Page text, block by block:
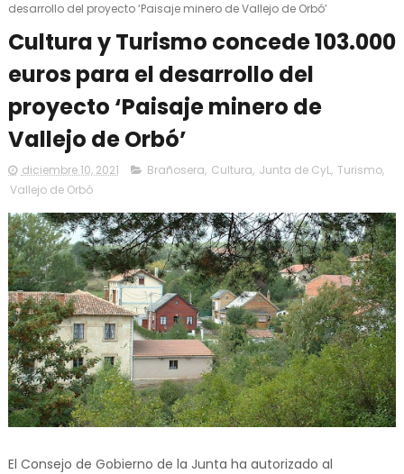
desarrollo del proyecto ‘Paisaje minero de Vallejo de Orbó’
Cultura y Turismo concede 103.000
euros para el desarrollo del
proyecto ‘Paisaje minero de
Vallejo de Orbó’
diciembre 10, 2021 Brañosera, Cultura, Junta de CyL, Turismo,
Vallejo de Orbó
El Consejo de Gobierno de la Junta ha autorizado al